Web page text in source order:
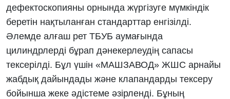
дефектоскопияны орнында жүргізуге мүмкіндік
беретін нақтыланған стандарттар енгізілді.
Әлемде алғаш рет ТБУБ аумағында
цилиндрлерді бұрап дәнекерлеудің сапасы
тексерілді. Бұл үшін «МАШЗАВОД» ЖШС арнайы
жабдық дайындады және клапандарды тексеру
бойынша жеке әдістеме әзірленді. Бұның